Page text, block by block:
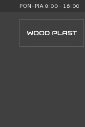
PON-PIA 8:00 - 16:00